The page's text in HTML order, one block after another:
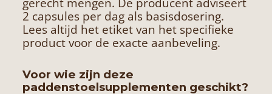
2 capsules per dag als basisdosering.
Lees altijd het etiket van het specifieke
product voor de exacte aanbeveling.
Voor wie zijn deze
paddenstoelsupplementen geschikt?